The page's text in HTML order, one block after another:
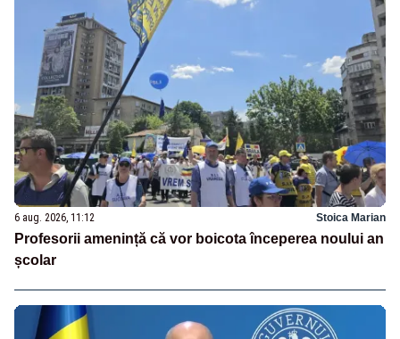
6 aug. 2026, 11:12 Stoica Marian
Profesorii amenință că vor boicota începerea noului an
școlar